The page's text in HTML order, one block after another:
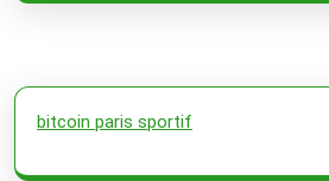
bitcoin paris sportif